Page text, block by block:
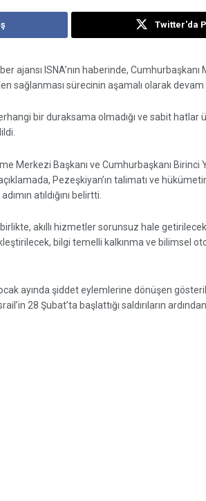
Twitter'da
ajansı ISNA’nın haberinde, Cumhurbaşkanı
sağlanması sürecinin aşamalı olarak devam
bir duraksama olmadığı ve sabit
Merkezi Başkanı ve Cumhurbaşkanı Birinci
Pezeşkiyan’ın talimatı ve
atıldığını belirtti.
akıllı hizmetler sorunsuz hale
bilgi temelli kalkınma ve bilimsel
ayında şiddet eylemlerine dönüşen
28 Şubat’ta başlattığı saldırıların